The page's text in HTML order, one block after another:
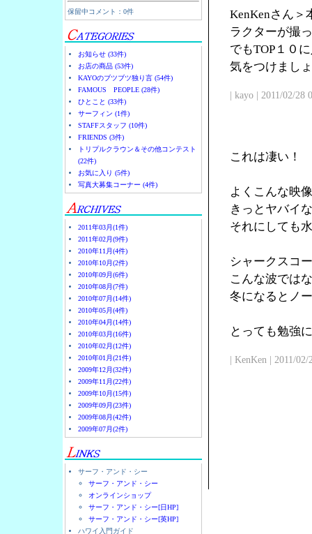
保留中コメント：0件
お知らせ (33件)
お店の商品 (53件)
KAYOのブツブツ独り言 (54件)
FAMOUS PEOPLE (28件)
ひとこと (33件)
サーフィン (1件)
STAFFスタッフ (10件)
FRIENDS (3件)
トリプルクラウン＆その他コンテスト
(22件)
お気に入り (5件)
写真大募集コーナー (4件)
2011年03月(1件)
2011年02月(9件)
2010年11月(4件)
2010年10月(2件)
2010年09月(6件)
2010年08月(7件)
2010年07月(14件)
2010年05月(4件)
2010年04月(14件)
2010年03月(16件)
2010年02月(12件)
2010年01月(21件)
2009年12月(32件)
2009年11月(22件)
2009年10月(15件)
2009年09月(23件)
2009年08月(42件)
2009年07月(2件)
サーフ・アンド・シー
サーフ・アンド・シー
オンラインショップ
サーフ・アンド・シー[日HP]
サーフ・アンド・シー[英HP]
ハワイ入門ガイド
KenKenさん＞
ラクターが撮
でもTOP１０
気をつけまし
| kayo | 2011/02/28
これは凄い！
よくこんな映
きっとヤバイ
それにしても
シャークスコ
こんな波では
冬になるとノ
とっても勉強
| KenKen | 2011/